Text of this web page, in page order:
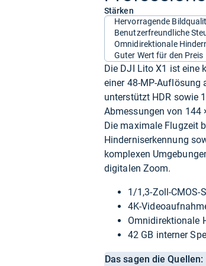
Stärken
Hervorragende
Benutzerfreundliche
Omnidirektionale
Guter Wert für den Preis
Die DJI Lito X1 ist eine
einer 48-MP-Auflösung
unterstützt HDR sowie
Abmessungen von 144
Die maximale Flugzeit
Hinderniserkennung
komplexen
digitalen Zoom.
1/1,3-Zoll-CMOS-
4K-
Omnidirektionale
42 GB interner
Das sagen die Quellen: